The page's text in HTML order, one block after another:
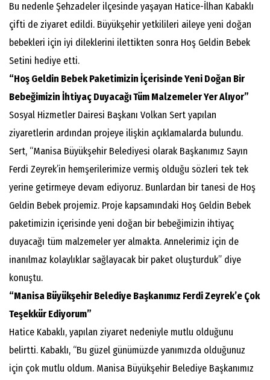
Bu nedenle Şehzadeler ilçesinde yaşayan Hatice-İlhan Kabaklı
çifti de ziyaret edildi. Büyükşehir yetkilileri aileye yeni doğan
bebekleri için iyi dileklerini ilettikten sonra Hoş Geldin Bebek
Setini hediye etti.
“Hoş Geldin Bebek Paketimizin İçerisinde Yeni Doğan Bir
Bebeğimizin İhtiyaç Duyacağı Tüm Malzemeler Yer Alıyor”
Sosyal Hizmetler Dairesi Başkanı Volkan Sert yapılan
ziyaretlerin ardından projeye ilişkin açıklamalarda bulundu.
Sert, “Manisa Büyükşehir Belediyesi olarak Başkanımız Sayın
Ferdi Zeyrek’in hemşerilerimize vermiş olduğu sözleri tek tek
yerine getirmeye devam ediyoruz. Bunlardan bir tanesi de Hoş
Geldin Bebek projemiz. Proje kapsamındaki Hoş Geldin Bebek
paketimizin içerisinde yeni doğan bir bebeğimizin ihtiyaç
duyacağı tüm malzemeler yer almakta. Annelerimiz için de
inanılmaz kolaylıklar sağlayacak bir paket oluşturduk” diye
konuştu.
“Manisa Büyükşehir Belediye Başkanımız Ferdi Zeyrek’e Çok
Teşekkür Ediyorum”
Hatice Kabaklı, yapılan ziyaret nedeniyle mutlu olduğunu
belirtti. Kabaklı, “Bu güzel günümüzde yanımızda olduğunuz
için çok mutlu oldum. Manisa Büyükşehir Belediye Başkanımız